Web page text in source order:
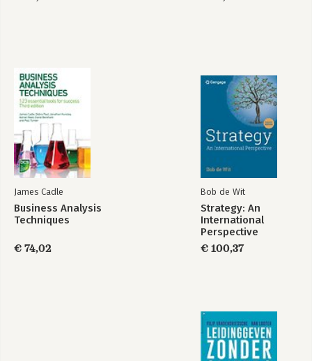
James Cadle
Business Analysis
Techniques
€ 74,02
Bob de Wit
Strategy: An
International
Perspective
€ 100,37